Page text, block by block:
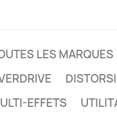
LES MARQUES
EFFETS